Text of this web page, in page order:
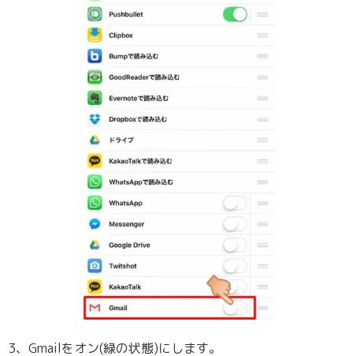
3、Gmailをオン(緑の状態)にします。